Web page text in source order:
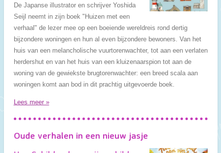
De Japanse illustrator en schrijver Yoshida
Seijl neemt in zijn boek "Huizen met een
verhaal" de lezer mee op een boeiende wereldreis rond dertig
bijzondere woningen en hun al even bijzondere bewoners. Van het
huis van een melancholische vuurtorenwachter, tot aan een verlaten
herdershut en van het huis van een kluizenaarspion tot aan de
woning van de gewiekste brugtorenwachter: een breed scala aan
woningen komt aan bod in dit prachtig uitgevoerde boek.
Lees meer »
Oude verhalen in een nieuw jasje